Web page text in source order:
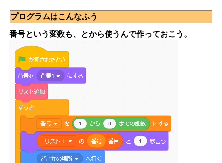
プログラムはこんなふう
番号という変数も、とから使うんで作っておこう。